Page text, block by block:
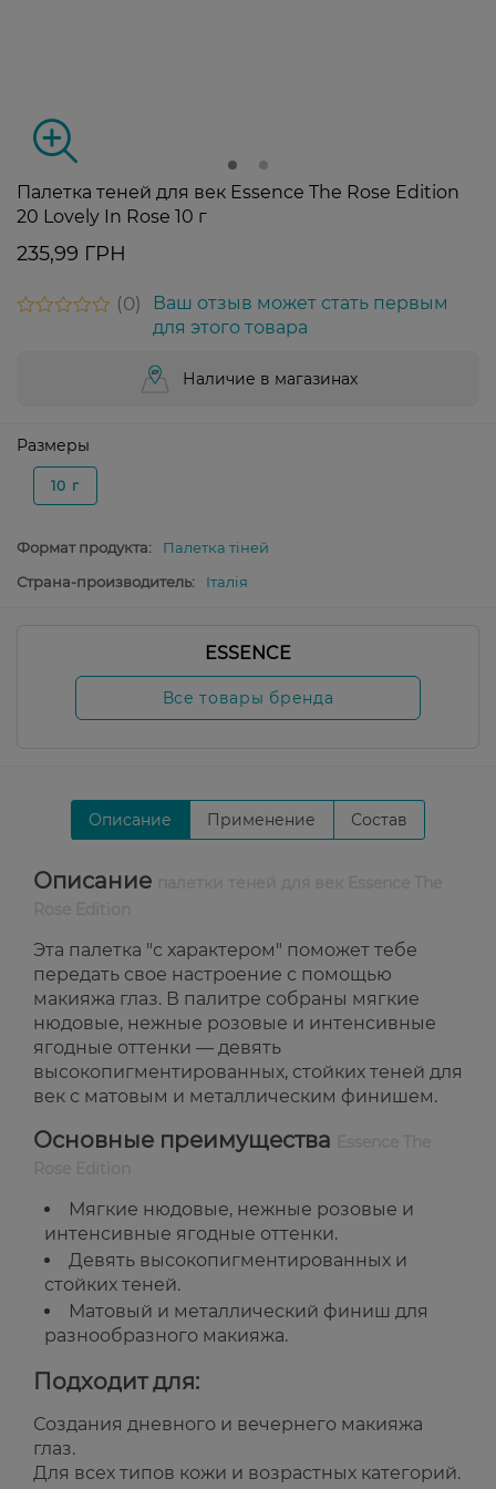
Палетка теней для век Essence The Rose Edition
20 Lovely In Rose 10 г
235,99 ГРН
0
Ваш отзыв может стать первым
для этого товара
Наличие в магазинах
Размеры
10 г
Формат продукта:
Палетка тіней
Страна-производитель:
Італія
ESSENCE
Все товары бренда
Описание Применение Состав
Описание
Эта палетка "с характером" поможет тебе
передать свое настроение с помощью
макияжа глаз. В палитре собраны мягкие
нюдовые, нежные розовые и интенсивные
ягодные оттенки — девять
высокопигментированных, стойких теней для
век с матовым и металлическим финишем.
Основные преимущества
Мягкие нюдовые, нежные розовые и
интенсивные ягодные оттенки.
Девять высокопигментированных и
стойких теней.
Матовый и металлический финиш для
разнообразного макияжа.
Подходит для:
Создания дневного и вечернего макияжа
глаз.
Для всех типов кожи и возрастных категорий.